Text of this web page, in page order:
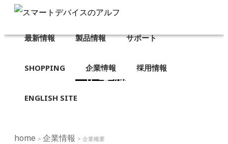
最新情報 製品情報 サポート
SHOPPING 企業情報 採用情報
ENGLISH SITE
企業概要
home > 企業情報 > 企業概要